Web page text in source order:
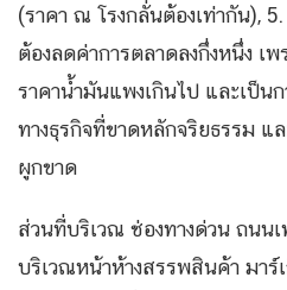
(ราคา ณ โรงกลั่นต้องเท่ากัน),
ต้องลดค่าการตลาดลงกึ่งหนึ่ง เ
ราคาน้ำมันแพงเกินไป และเป็น
ทางธุรกิจที่ขาดหลักจริยธรรม แ
ผูกขาด
ส่วนที่บริเวณ ช่องทางด่วน ถนน
บริเวณหน้าห้างสรรพสินค้า มาร์